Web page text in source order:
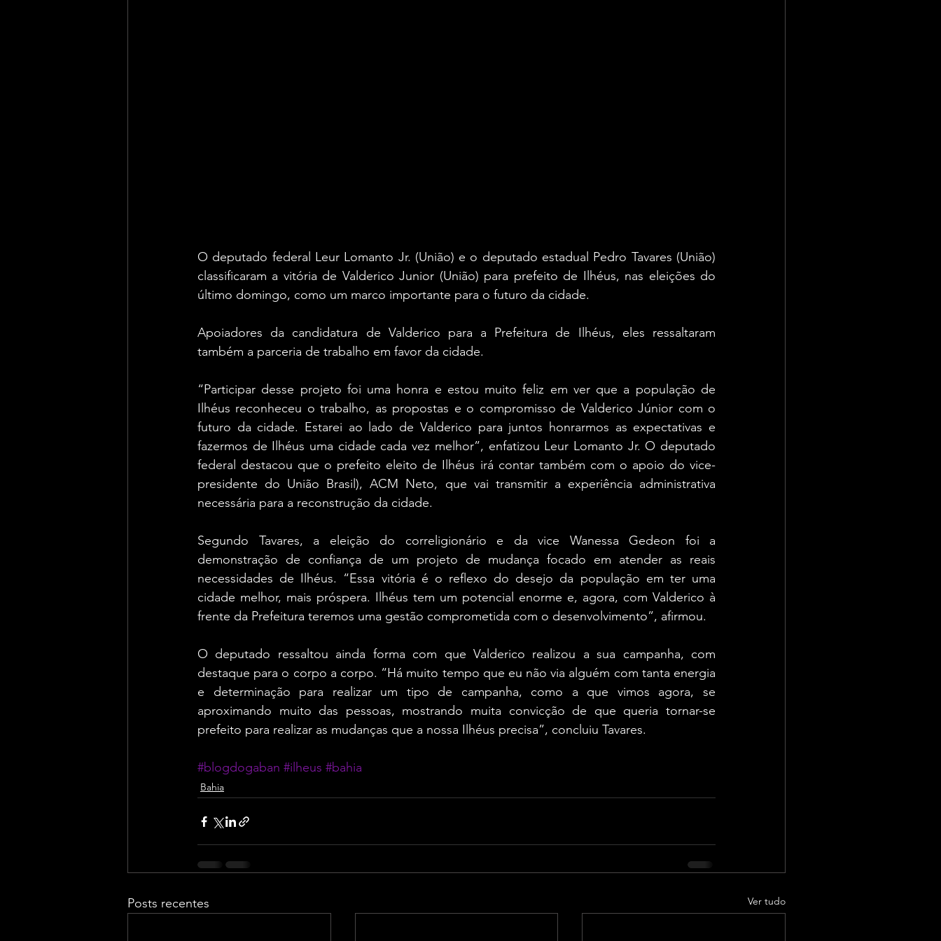
O deputado federal Leur Lomanto Jr. (União) e o deputado estadual Pedro Tavares (União)
classificaram a vitória de Valderico Junior (União) para prefeito de Ilhéus, nas eleições do
último domingo, como um marco importante para o futuro da cidade.
Apoiadores da candidatura de Valderico para a Prefeitura de Ilhéus, eles ressaltaram
também a parceria de trabalho em favor da cidade.
“Participar desse projeto foi uma honra e estou muito feliz em ver que a população de
Ilhéus reconheceu o trabalho, as propostas e o compromisso de Valderico Júnior com o
futuro da cidade. Estarei ao lado de Valderico para juntos honrarmos as expectativas e
fazermos de Ilhéus uma cidade cada vez melhor”, enfatizou Leur Lomanto Jr. O deputado
federal destacou que o prefeito eleito de Ilhéus irá contar também com o apoio do vice-
presidente do União Brasil), ACM Neto, que vai transmitir a experiência administrativa
necessária para a reconstrução da cidade.
Segundo Tavares, a eleição do correligionário e da vice Wanessa Gedeon foi a
demonstração de confiança de um projeto de mudança focado em atender as reais
necessidades de Ilhéus. “Essa vitória é o reflexo do desejo da população em ter uma
cidade melhor, mais próspera. Ilhéus tem um potencial enorme e, agora, com Valderico à
frente da Prefeitura teremos uma gestão comprometida com o desenvolvimento”, afirmou.
O deputado ressaltou ainda forma com que Valderico realizou a sua campanha, com
destaque para o corpo a corpo. “Há muito tempo que eu não via alguém com tanta energia
e determinação para realizar um tipo de campanha, como a que vimos agora, se
aproximando muito das pessoas, mostrando muita convicção de que queria tornar-se
prefeito para realizar as mudanças que a nossa Ilhéus precisa”, concluiu Tavares.
#blogdogaban #ilheus #bahia
Bahia
Posts recentes Ver tudo